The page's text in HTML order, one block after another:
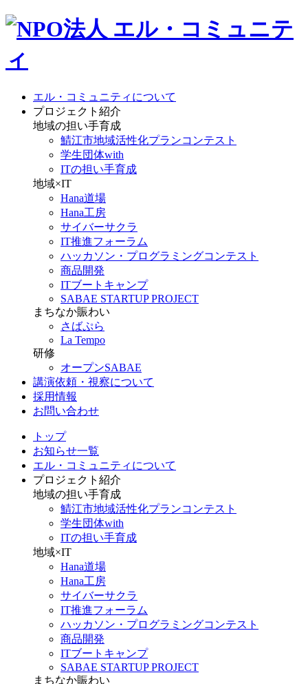
エル・コミュニティについて
プロジェクト紹介
地域の担い手育成
鯖江市地域活性化プランコンテスト
学生団体with
ITの担い手育成
地域×IT
Hana道場
Hana工房
サイバーサクラ
IT推進フォーラム
ハッカソン・プログラミングコンテスト
商品開発
ITブートキャンプ
SABAE STARTUP PROJECT
まちなか賑わい
さばぷら
La Tempo
研修
オープンSABAE
講演依頼・視察について
採用情報
お問い合わせ
トップ
お知らせ一覧
エル・コミュニティについて
プロジェクト紹介
地域の担い手育成
鯖江市地域活性化プランコンテスト
学生団体with
ITの担い手育成
地域×IT
Hana道場
Hana工房
サイバーサクラ
IT推進フォーラム
ハッカソン・プログラミングコンテスト
商品開発
ITブートキャンプ
SABAE STARTUP PROJECT
まちなか賑わい